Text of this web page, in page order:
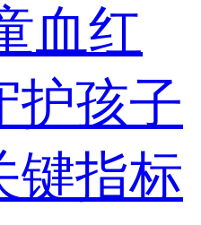
血红
护孩子
键指标